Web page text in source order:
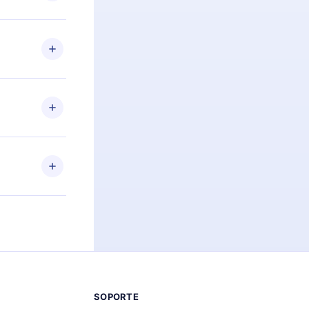
Por
el
de
más de
leer o
iOS,
momento
SOPORTE